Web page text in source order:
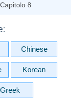
Capitolo 8
Chinese
Korean
Greek